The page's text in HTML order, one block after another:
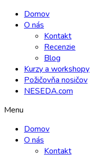
Domov
O nás
Kontakt
Recenzie
Blog
Kurzy a workshopy
Požičovňa nosičov
NESEDA.com
Menu
Domov
O nás
Kontakt